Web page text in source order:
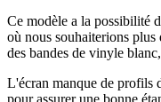
Ce modèle a la possibilité
où nous souhaiterions
des bandes de vinyle
L'écran manque de profils